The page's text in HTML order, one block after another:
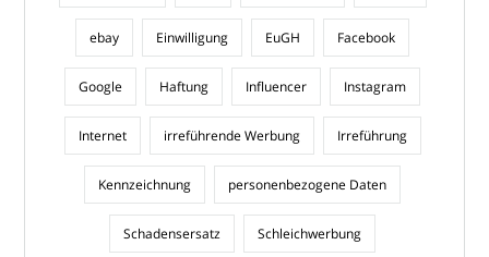
ebay Einwilligung EuGH Facebook
Google Haftung Influencer Instagram
Internet irreführende Werbung Irreführung
Kennzeichnung personenbezogene Daten
Schadensersatz Schleichwerbung